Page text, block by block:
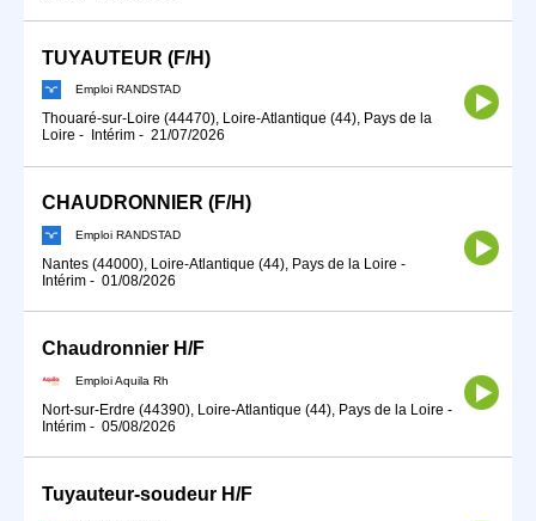
TUYAUTEUR (F/H)
Emploi RANDSTAD
Thouaré-sur-Loire (44470), Loire-Atlantique (44), Pays de la
Loire - Intérim - 21/07/2026
CHAUDRONNIER (F/H)
Emploi RANDSTAD
Nantes (44000), Loire-Atlantique (44), Pays de la Loire -
Intérim - 01/08/2026
Chaudronnier H/F
Emploi Aquila Rh
Nort-sur-Erdre (44390), Loire-Atlantique (44), Pays de la Loire -
Intérim - 05/08/2026
Tuyauteur-soudeur H/F